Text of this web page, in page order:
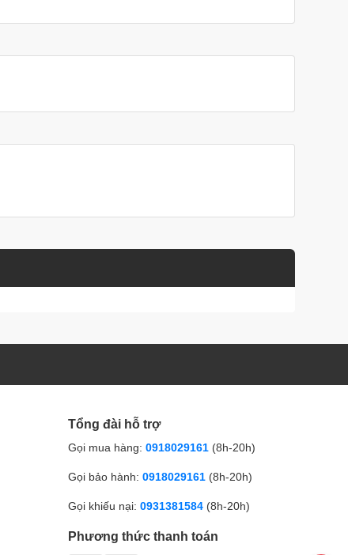
Tổng đài hỗ trợ
Gọi mua hàng: 0918029161 (8h-20h)
Gọi bảo hành: 0918029161 (8h-20h)
Gọi khiếu nại: 0931381584 (8h-20h)
Phương thức thanh toán